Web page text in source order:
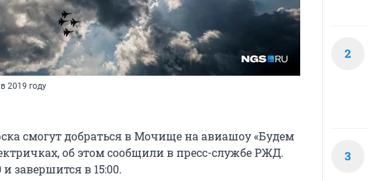
2019 году
смогут добраться в Мочище на авиашоу «Будем
об этом сообщили в пресс-службе РЖД.
завершится в 15:00.
2
3